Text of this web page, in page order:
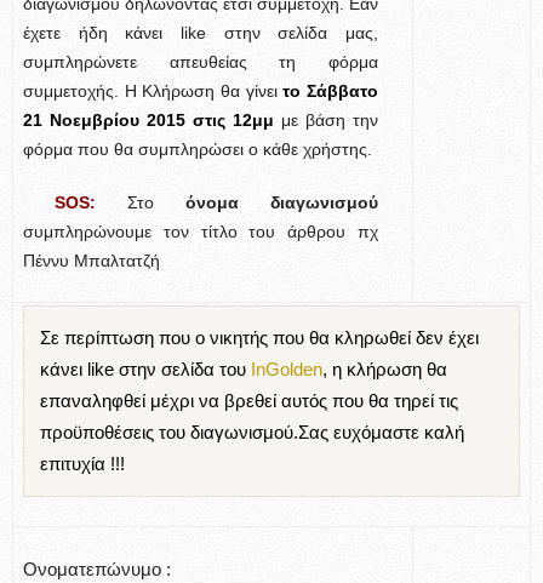
έχετε ήδη κάνει like στην σελίδα μας,
συμπληρώνετε απευθείας τη φόρμα
συμμετοχής. Η Κλήρωση θα γίνειτo Σάββατο
21 Νοεμβρίου 2015 στις 12μμ με βάση την
φόρμα που θα συμπληρώσει ο κάθε χρήστης.
SOS: Στο όνομα διαγωνισμού
συμπληρώνουμε τον τίτλο του άρθρου πχ
Πέννυ Μπαλτατζή
Σε περίπτωση που ο νικητής που θα κληρωθεί δεν έχει
κάνει like στην σελίδα του InGolden, η κλήρωση θα
επαναληφθεί μέχρι να βρεθεί αυτός που θα τηρεί τις
προϋποθέσεις του διαγωνισμού.Σας ευχόμαστε καλή
επιτυχία !!!
Ονοματεπώνυμο :